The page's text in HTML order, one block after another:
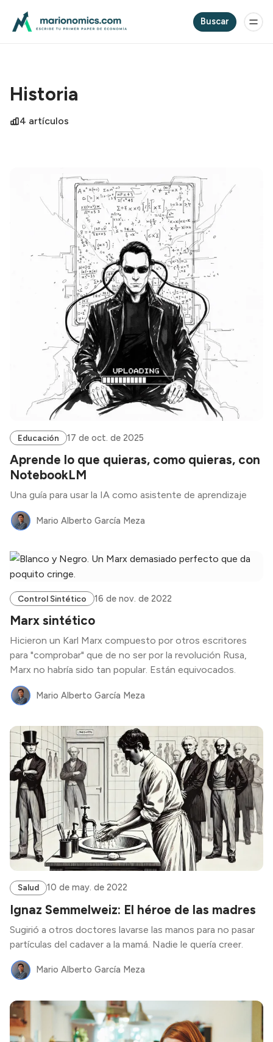
Buscar
Historia
4 artículos
Educación 17 de oct. de 2025
Aprende lo que quieras, como quieras, con
NotebookLM
Una guía para usar la IA como asistente de aprendizaje
Mario Alberto García Meza
Control Sintético 16 de nov. de 2022
Marx sintético
Hicieron un Karl Marx compuesto por otros escritores
para "comprobar" que de no ser por la revolución Rusa,
Marx no habría sido tan popular. Están equivocados.
Mario Alberto García Meza
Salud 10 de may. de 2022
Ignaz Semmelweiz: El héroe de las madres
Sugirió a otros doctores lavarse las manos para no pasar
partículas del cadaver a la mamá. Nadie le quería creer.
Mario Alberto García Meza